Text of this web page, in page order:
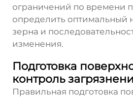
ограничений по времени
определить оптимальный
зерна и
изменения.
Подготовка
контроль
Правильная подготовка